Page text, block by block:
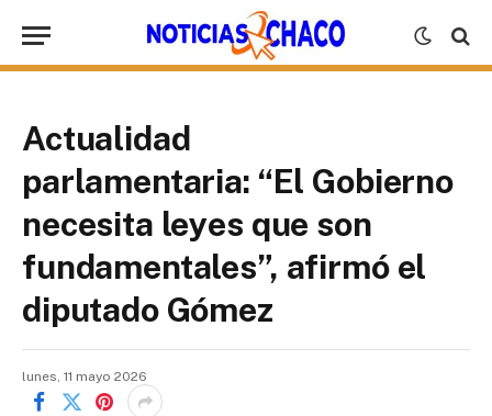
Actualidad
parlamentaria: “El Gobierno
necesita leyes que son
fundamentales”, afirmó el
diputado Gómez
lunes, 11 mayo 2026